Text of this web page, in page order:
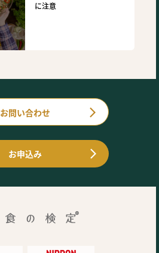
に注意
お問い合わせ
お申込み